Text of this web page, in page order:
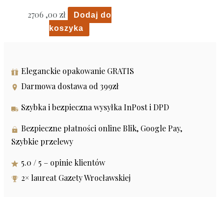
2706 ,00 zł
Dodaj do
koszyka
Eleganckie opakowanie GRATIS
Darmowa dostawa od 399zł
Szybka i bezpieczna wysyłka InPost i DPD
Bezpieczne płatności online Blik, Google Pay,
Szybkie przelewy
5.0 / 5 – opinie klientów
2× laureat Gazety Wrocławskiej